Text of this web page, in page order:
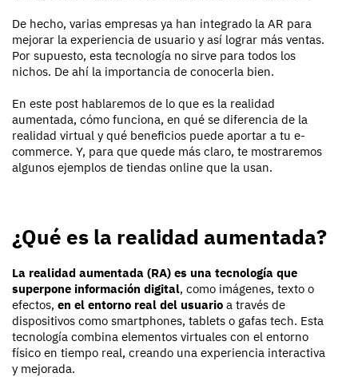
De hecho, varias empresas ya han integrado la AR para
mejorar la experiencia de usuario y así lograr más ventas.
Por supuesto, esta tecnología no sirve para todos los
nichos. De ahí la importancia de conocerla bien.
En este post hablaremos de lo que es la realidad
aumentada, cómo funciona, en qué se diferencia de la
realidad virtual y qué beneficios puede aportar a tu e-
commerce. Y, para que quede más claro, te mostraremos
algunos ejemplos de tiendas online que la usan.
¿Qué es la realidad aumentada?
La realidad aumentada (RA) es una tecnología que
superpone información digital, como imágenes, texto o
efectos, en el entorno real del usuario a través de
dispositivos como smartphones, tablets o gafas tech. Esta
tecnología combina elementos virtuales con el entorno
físico en tiempo real, creando una experiencia interactiva
y mejorada.